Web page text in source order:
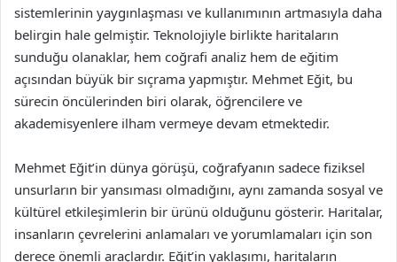
sistemlerinin yaygınlaşması ve kullanımının artmasıyla daha
belirgin hale gelmiştir. Teknolojiyle birlikte haritaların
sunduğu olanaklar, hem coğrafi analiz hem de eğitim
açısından büyük bir sıçrama yapmıştır. Mehmet Eğit, bu
sürecin öncülerinden biri olarak, öğrencilere ve
akademisyenlere ilham vermeye devam etmektedir.
Mehmet Eğit’in dünya görüşü, coğrafyanın sadece fiziksel
unsurların bir yansıması olmadığını, aynı zamanda sosyal ve
kültürel etkileşimlerin bir ürünü olduğunu gösterir. Haritalar,
insanların çevrelerini anlamaları ve yorumlamaları için son
derece önemli araçlardır. Eğit’in yaklaşımı, haritaların